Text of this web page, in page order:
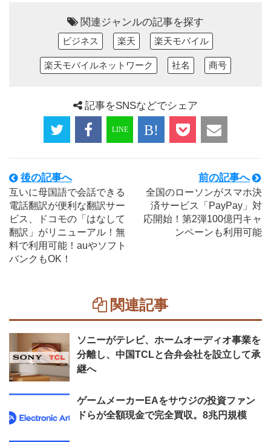
関連ジャンルの記事を探す
ビジネス 楽天 楽天モバイル
楽天モバイルネットワーク 社名 商号
記事をSNSなどでシェア
後の記事へ
互いに母国語で会話できる
電話翻訳が便利な翻訳サー
ビス、ドコモの「はなして
翻訳」がリニューアル！無
料で利用可能！auやソフト
バンクもOK！
前の記事へ
全国のローソンがスマホ決
済サービス「PayPay」対
応開始！第2弾100億円キャ
ンペーンも利用可能
関連記事
ソニーがテレビ、ホームオーディオ事業を
分離し、中国TCLと合弁会社を設立して承
継へ
ゲームメーカーEAをサウジの投資ファン
ドらが全額現金で完全買収。8兆円規模